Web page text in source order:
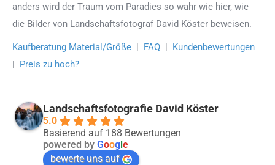
anders wird der Traum vom Paradies so wahr wie hier, wie
die Bilder von Landschaftsfotograf David Köster beweisen.
Kaufberatung Material/Größe | FAQ | Kundenbewertungen
| Preis zu hoch?
Landschaftsfotografie David Köster
5.0
Basierend auf 188 Bewertungen
powered by Google
bewerte uns auf